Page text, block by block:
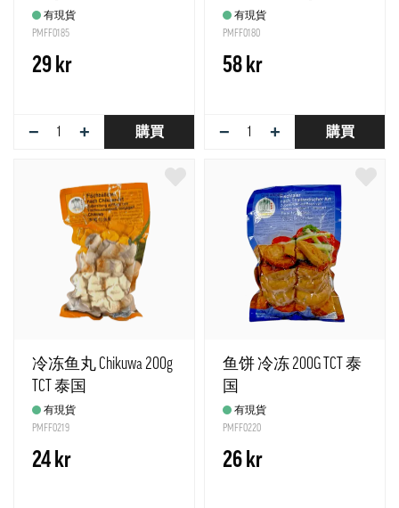
有現貨
PMFF0185
29 kr
− + 購買
国 有現貨
PMFF0180
58 kr
− + 購買
冷冻鱼丸 Chikuwa 200g
TCT 泰国
有現貨
PMFF0219
24 kr
鱼饼 冷冻 200G TCT 泰
国
有現貨
PMFF0220
26 kr